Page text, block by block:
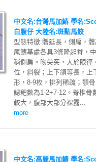
中文名:台灣馬加鰆 學名
白腹仔 大陸名:斑點馬鮫
型態特徵:體延長，側扁，
尾鰭基處各具3條隆起脊，
稍側扁。吻尖突，大於眼徑
位，斜裂；上下頜等長，上
形，8-9枚，排列稀疏；顎
鰓耙數為1-2+7-12。脊椎骨
較大，腹部大部分裸露...
more
中文名:高麗馬加鰆 學名